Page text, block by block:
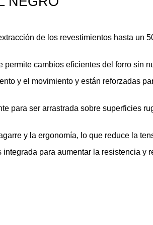
de los revestimientos hasta un
permite cambios eficientes del forro sin
y el movimiento y están reforzadas
para ser arrastrada sobre superficies
y la ergonomía, lo que reduce la
para aumentar la resistencia y